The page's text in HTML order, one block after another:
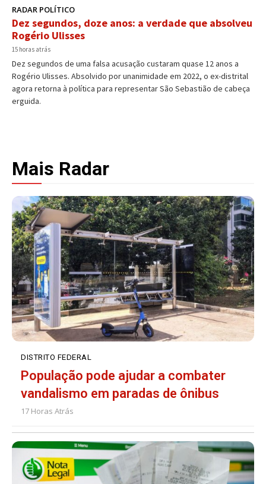
RADAR POLÍTICO
Dez segundos, doze anos: a verdade que absolveu
Rogério Ulisses
15 horas atrás
Dez segundos de uma falsa acusação custaram quase 12 anos a
Rogério Ulisses. Absolvido por unanimidade em 2022, o ex-distrital
agora retorna à política para representar São Sebastião de cabeça
erguida.
Mais Radar
DISTRITO FEDERAL
População pode ajudar a combater
vandalismo em paradas de ônibus
17 Horas Atrás